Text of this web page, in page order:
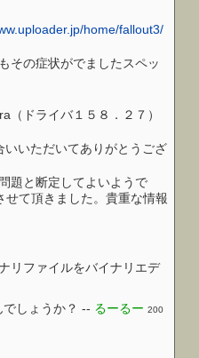
home/fallout3/
その症状がでましたスペッ
ドライバ１５８．２７）
いただいてありがとうござ
題と断定してよいようで
せて頂きました。貴重な情報
リファイルをバイナリエデ
しょうか？ -- るーるー 200